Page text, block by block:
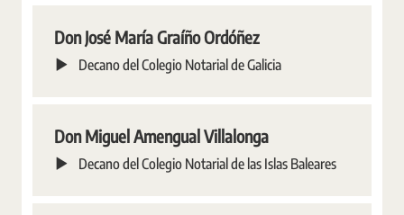
Don José María Graíño Ordóñez
Decano del Colegio Notarial de Galicia
Don Miguel Amengual Villalonga
Decano del Colegio Notarial de las Islas Baleares